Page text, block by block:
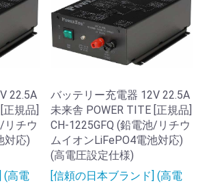
22.5A
規品]
リチウ
対応)
(高電
バッテリー充電器 12V 22.5A
未来舎 POWER TITE [正規品]
CH-1225GFQ (鉛電池/リチウ
ムイオンLiFePO4電池対応)
(高電圧設定仕様)
[信頼の日本ブランド] (高電